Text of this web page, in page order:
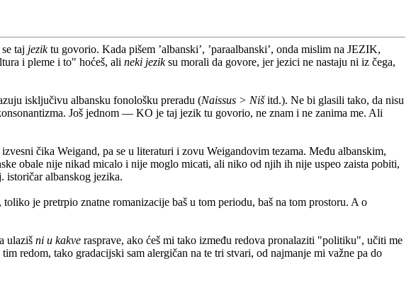
taj jeziktu govorio. Kada pišem ’albanski’, ’paraalbanski’, onda mislim na JEZIK,
i pleme i to" hoćeš, ali neki jeziksu morali da govore, jer jezici ne nastaju ni iz čega,
isključivu albansku fonološku preradu (Naissus > Nišitd.). Ne bi glasili tako, da nisu
Još jednom — KO je taj jezik tu govorio, ne znam i ne zanima me. Ali
čika Weigand, pa se u literaturi i zovu Weigandovim tezama. Među albanskim,
obale nije nikad micalo i nije moglo micati, ali niko od njih ih nije uspeo zaista pobiti,
istoričar albanskog jezika.
je pretrpio znatne romanizacije baš u tom periodu, baš na tom prostoru. A o
ulaziš ni u kakve rasprave, ako ćeš mi tako između redova pronalaziti "politiku", učiti me
redom, tako gradacijski sam alergičan na te tri stvari, od najmanje mi važne pa do